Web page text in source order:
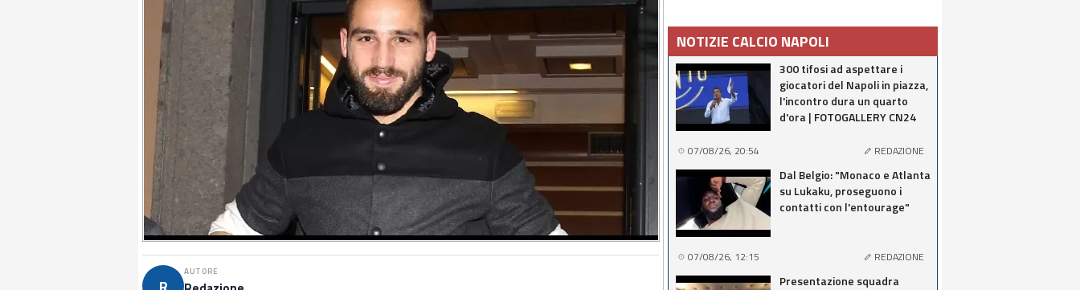
AUTORE
NOTIZIE CALCIO NAPOLI
300 tifosi ad aspettare i
giocatori del Napoli in piazza,
l'incontro dura un quarto
d'ora | FOTOGALLERY CN24
07/08/26, 20:54 REDAZIONE
Dal Belgio: "Monaco e Atlanta
su Lukaku, proseguono i
contatti con l'entourage"
07/08/26, 12:15 REDAZIONE
Presentazione squadra